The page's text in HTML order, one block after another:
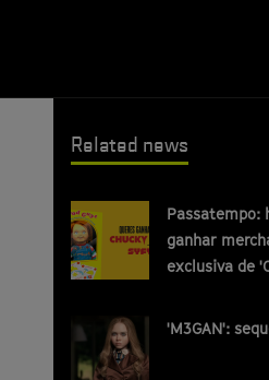
Related news
ganhar
exclusiva de
'M3GAN':